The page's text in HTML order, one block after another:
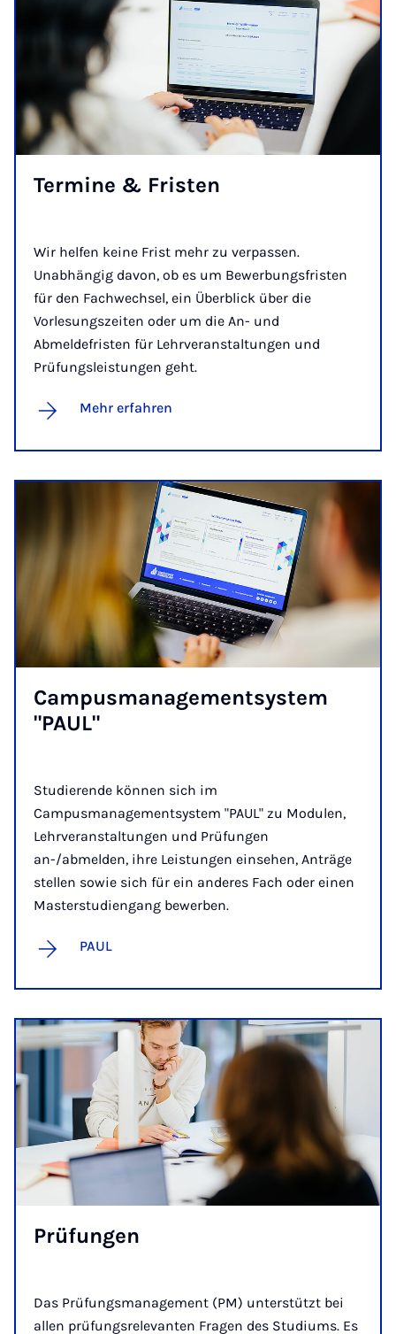
Ter­mi­ne & Fris­ten
Wir helfen keine Frist mehr zu verpassen.
Unabhängig davon, ob es um Bewerbungsfristen
für den Fachwechsel, ein Überblick über die
Vorlesungszeiten oder um die An- und
Abmeldefristen für Lehrveranstaltungen und
Prüfungsleistungen geht.
Mehr erfahren
Cam­pus­ma­na­ge­ment­sys­tem
"PAUL"
Studierende können sich im
Campusmanagementsystem "PAUL" zu Modulen,
Lehrveranstaltungen und Prüfungen
an-/abmelden, ihre Leistungen einsehen, Anträge
stellen sowie sich für ein anderes Fach oder einen
Masterstudiengang bewerben.
PAUL
Prü­fun­gen
Das Prü­fungs­ma­na­ge­ment (PM) unterstützt bei
allen prüfungsrelevanten Fragen des Studiums. Es